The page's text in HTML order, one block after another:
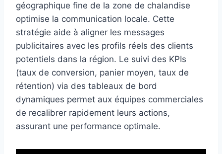
géographique fine de la zone de chalandise
optimise la communication locale. Cette
stratégie aide à aligner les messages
publicitaires avec les profils réels des clients
potentiels dans la région. Le suivi des KPIs
(taux de conversion, panier moyen, taux de
rétention) via des tableaux de bord
dynamiques permet aux équipes commerciales
de recalibrer rapidement leurs actions,
assurant une performance optimale.